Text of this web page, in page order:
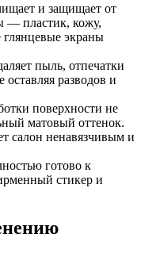
и защищает от
— пластик, кожу,
экраны
пыль, отпечатки
оставляя разводов и
поверхности не
матовый оттенок.
салон ненавязчивым и
готово к
стикер и